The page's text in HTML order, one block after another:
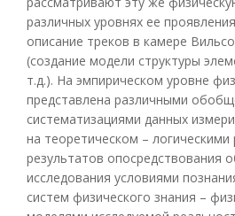
различных уровнях ее
описание треков в камере
(создание модели структуры
т.д.). На эмпирическом уровне
представлена различными
систематизациями данных
на теоретическом – логическими
результатов опосредствования
исследования условиями
систем физического знания –